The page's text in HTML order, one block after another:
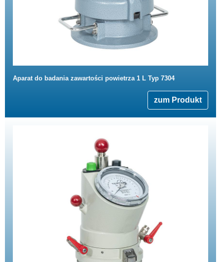
Aparat do badania zawartości powietrza 1 L Typ 7304
zum Produkt